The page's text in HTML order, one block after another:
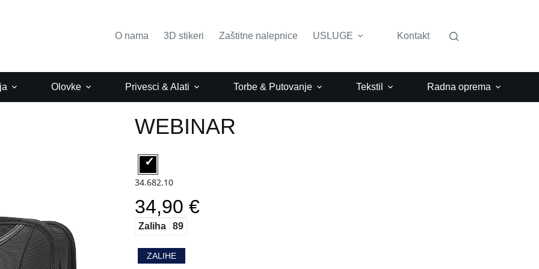
O nama
3D stikeri Zaštitne nalepnice USLUGE Kontakt
Olovke Privesci & Alati Torbe & Putovanje Tekstil Radna oprema
WEBINAR
34.682.10
34,90 €
Zaliha 89
ZALIHE